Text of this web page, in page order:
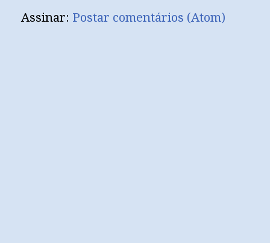
Assinar: Postar comentários (Atom)